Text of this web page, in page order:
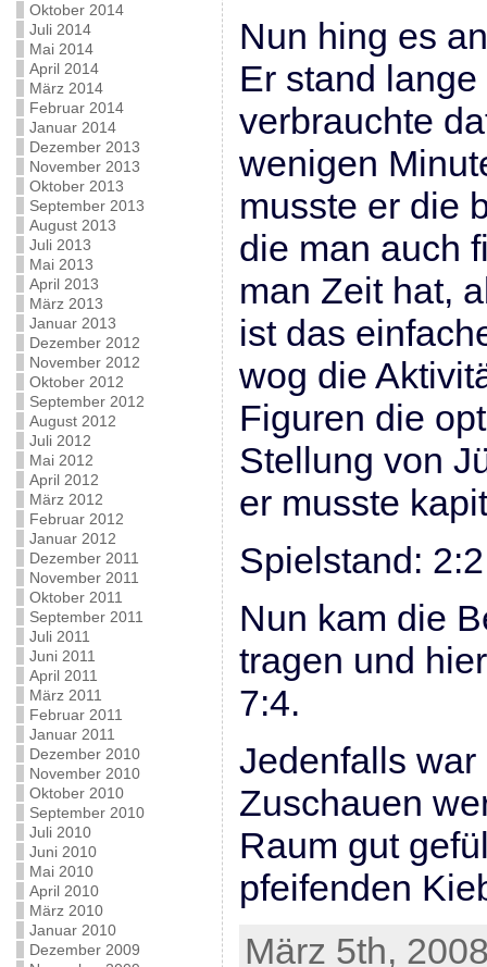
Oktober 2014
Juli 2014
Mai 2014
April 2014
März 2014
Februar 2014
Januar 2014
Dezember 2013
November 2013
Oktober 2013
September 2013
August 2013
Juli 2013
Mai 2013
April 2013
März 2013
Januar 2013
Dezember 2012
November 2012
Oktober 2012
September 2012
August 2012
Juli 2012
Mai 2012
April 2012
März 2012
Februar 2012
Januar 2012
Dezember 2011
November 2011
Oktober 2011
September 2011
Juli 2011
Juni 2011
April 2011
März 2011
Februar 2011
Januar 2011
Dezember 2010
November 2010
Oktober 2010
September 2010
Juli 2010
Juni 2010
Mai 2010
April 2010
März 2010
Januar 2010
Dezember 2009
Nun hing es
Er stand
verbrauchte
wenigen
musste er die
die man auch
man Zeit hat,
ist das
wog die
Figuren die
Stellung von
er musste
Spielstand: 2:2
Nun kam die
tragen und
7:4.
Jedenfalls
Zuschauen
Raum gut
pfeifenden
März 5th,